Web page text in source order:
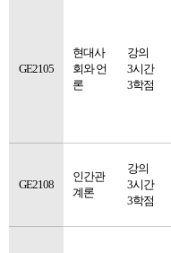
GE2105
현대사
회와 언
론
강의
3시간
3학점
GE2108
인간관
계론
강의
3시간
3학점